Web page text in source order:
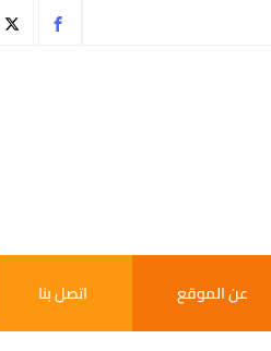
عن الموقع اتصل بنا